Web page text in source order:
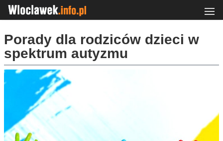
Porady dla rodziców dzieci w
spektrum autyzmu